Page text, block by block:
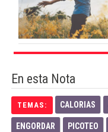
En esta Nota
TEMAS: CALORIAS
ENGORDAR PICOTEO